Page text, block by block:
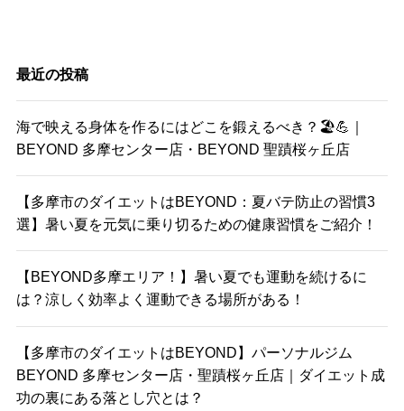
最近の投稿
海で映える身体を作るにはどこを鍛えるべき？🏖️💪｜
BEYOND 多摩センター店・BEYOND 聖蹟桜ヶ丘店
【多摩市のダイエットはBEYOND：夏バテ防止の習慣3
選】暑い夏を元気に乗り切るための健康習慣をご紹介！
【BEYOND多摩エリア！】暑い夏でも運動を続けるに
は？涼しく効率よく運動できる場所がある！
【多摩市のダイエットはBEYOND】パーソナルジム
BEYOND 多摩センター店・聖蹟桜ヶ丘店｜ダイエット成
功の裏にある落とし穴とは？